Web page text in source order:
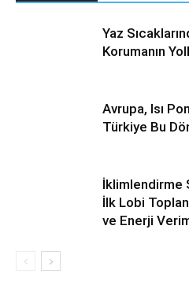
Yaz
Korumanın
Avrupa, Isı
Türkiye Bu
İklimlendirme
İlk Lobi
ve Enerji